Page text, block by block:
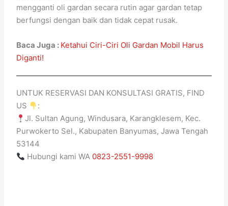
mengganti oli gardan secara rutin agar gardan tetap
berfungsi dengan baik dan tidak cepat rusak.
Baca Juga : Ketahui Ciri-Ciri Oli Gardan Mobil Harus
Diganti!
UNTUK RESERVASI DAN KONSULTASI GRATIS, FIND
US
:
Jl. Sultan Agung, Windusara, Karangklesem, Kec.
Purwokerto Sel., Kabupaten Banyumas, Jawa Tengah
53144
Hubungi kami WA 0823-2551-9998